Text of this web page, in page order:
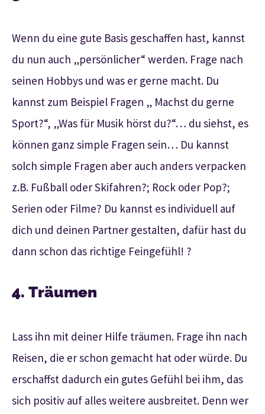
Wenn du eine gute Basis geschaffen hast, kannst
du nun auch „persönlicher“ werden. Frage nach
seinen Hobbys und was er gerne macht. Du
kannst zum Beispiel Fragen „ Machst du gerne
Sport?“, „Was für Musik hörst du?“… du siehst, es
können ganz simple Fragen sein… Du kannst
solch simple Fragen aber auch anders verpacken
z.B. Fußball oder Skifahren?; Rock oder Pop?;
Serien oder Filme? Du kannst es individuell auf
dich und deinen Partner gestalten, dafür hast du
dann schon das richtige Feingefühl! ?
4. Träumen
Lass ihn mit deiner Hilfe träumen. Frage ihn nach
Reisen, die er schon gemacht hat oder würde. Du
erschaffst dadurch ein gutes Gefühl bei ihm, das
sich positiv auf alles weitere ausbreitet. Denn wer